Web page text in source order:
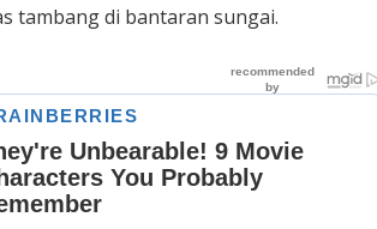
tambang di bantaran sungai.